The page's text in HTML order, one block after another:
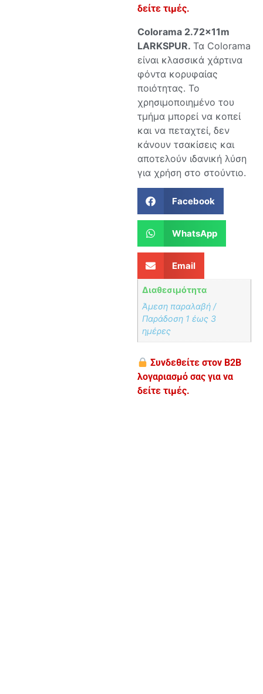
δείτε τιμές.
Colorama 2.72x11m
LARKSPUR. Τα Colorama
είναι κλασσικά χάρτινα
φόντα κορυφαίας
ποιότητας. Το
χρησιμοποιημένο του
τμήμα μπορεί να κοπεί
και να πεταχτεί, δεν
κάνουν τσακίσεις και
αποτελούν ιδανική λύση
για χρήση στο στούντιο.
Facebook
WhatsApp
Email
Διαθεσιμότητα
Άμεση παραλαβή /
Παράδoση 1 έως 3
ημέρες
Συνδεθείτε στον B2B
λογαριασμό σας για να
δείτε τιμές.